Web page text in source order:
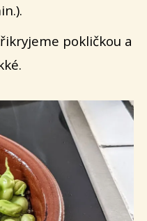
pokličkou a